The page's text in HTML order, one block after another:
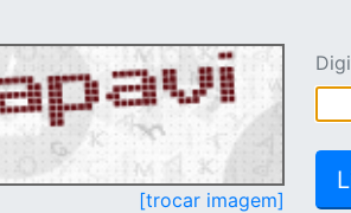
[trocar imagem]